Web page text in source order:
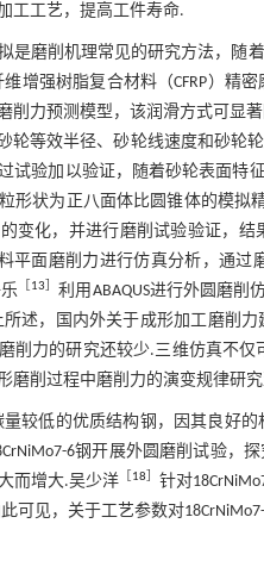
工工艺，提高工件寿命.
是磨削机理常见的研究方法，随
维增强树脂复合材料（CFRP）精
削力预测模型，该润滑方式可显著
轮等效半径、砂轮线速度和砂轮
试验加以验证，随着砂轮表面特
形状为正八面体比圆锥体的模拟
变化，并进行磨削试验验证，
平面磨削力进行仿真分析，通
13 ］利用ABAQUS进行外圆磨
述，国内外关于成形加工磨削
削力的研究还较少.三维仿真不
磨削过程中磨削力的演变规律研
量较低的优质结构钢，因其良好
6钢开展外圆磨削试验，
而增大.吴少洋
18 ］针对
可见，关于工艺参数对